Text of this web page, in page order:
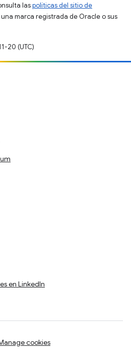
laspolíticas del sitio de
una marca registrada de Oracle o sus
20 (UTC)
en LinkedIn
cookies